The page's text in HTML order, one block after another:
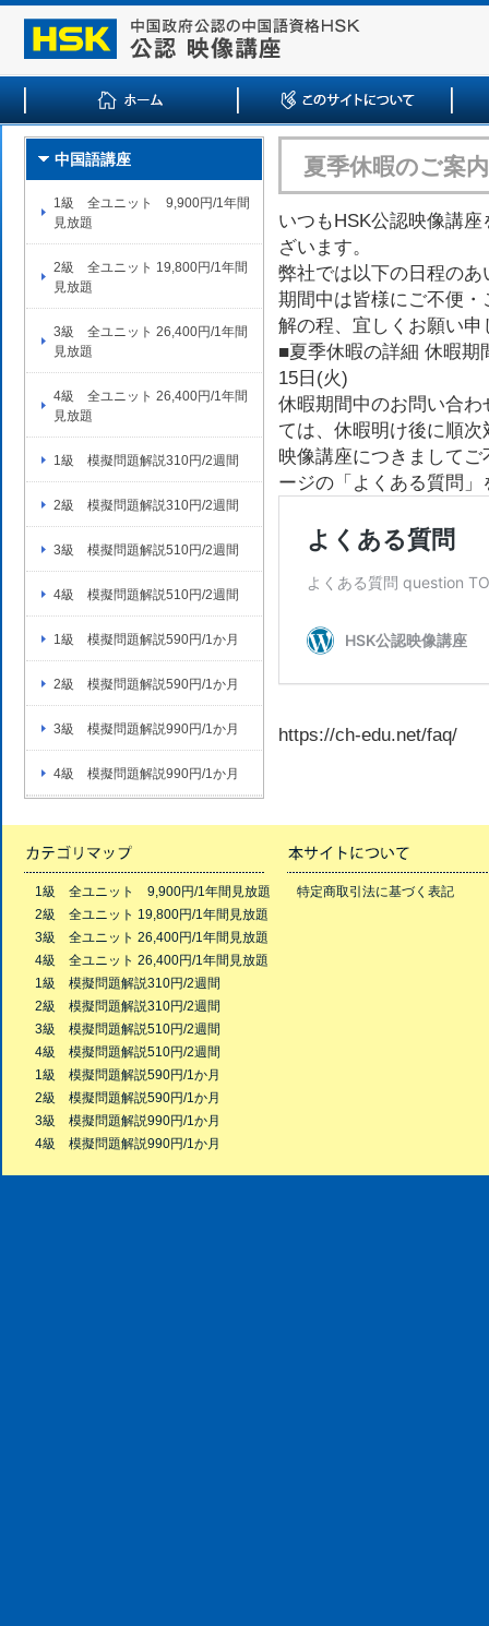
中国語講座
1級 全ユニット 9,900円/1年間
見放題
2級 全ユニット 19,800円/1年間
見放題
3級 全ユニット 26,400円/1年間
見放題
4級 全ユニット 26,400円/1年間
見放題
1級 模擬問題解説310円/2週間
2級 模擬問題解説310円/2週間
3級 模擬問題解説510円/2週間
4級 模擬問題解説510円/2週間
1級 模擬問題解説590円/1か月
2級 模擬問題解説590円/1か月
3級 模擬問題解説990円/1か月
4級 模擬問題解説990円/1か月
夏季休暇のご案内
いつもHSK公認映像講
ざいます。
弊社では以下の日程の
期間中は皆様にご不便
解の程、宜しくお願い申
■夏季休暇の詳細 休暇期
15日(火)
休暇期間中のお問い合
ては、休暇明け後に順
映像講座につきまして
ージの「よくある質問
https://ch-edu.net/faq/
1級 全ユニット 9,900円/1年間見放題
2級 全ユニット 19,800円/1年間見放題
3級 全ユニット 26,400円/1年間見放題
4級 全ユニット 26,400円/1年間見放題
1級 模擬問題解説310円/2週間
2級 模擬問題解説310円/2週間
3級 模擬問題解説510円/2週間
4級 模擬問題解説510円/2週間
1級 模擬問題解説590円/1か月
2級 模擬問題解説590円/1か月
3級 模擬問題解説990円/1か月
4級 模擬問題解説990円/1か月
特定商取引法に基づく表記